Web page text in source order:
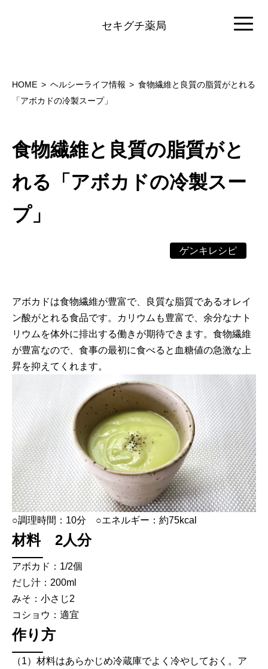
セキグチ薬局
HOME ヘルシーライフ情報
食物繊維と良質の脂質がとれる
「アボカドの冷製スープ」
食物繊維と良質の脂質がと
れる「アボカドの冷製スー
プ」
ゲンキレシピ
アボカドは食物繊維が豊富で、良質な脂質であるオレイ
ン酸がとれる食品です。カリウムも豊富で、余分なナト
リウムを体外に排出する働きが期待できます。食物繊維
が豊富なので、食事の最初に食べると血糖値の急激な上
昇を抑えてくれます。
○調理時間：10分 ○エネルギー：約75kcal
材料 2人分
アボカド：1/2個
だし汁：200ml
みそ：小さじ2
コショウ：適宜
作り方
（1）材料はあらかじめ冷蔵庫でよく冷やしておく。ア